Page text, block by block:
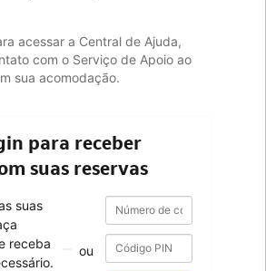
acessar a Central de Ajuda,
com o Serviço de Apoio ao
sua acomodação.
para receber
suas reservas
suas
receba
ou
Número
de
confirmação
Número
confirmação